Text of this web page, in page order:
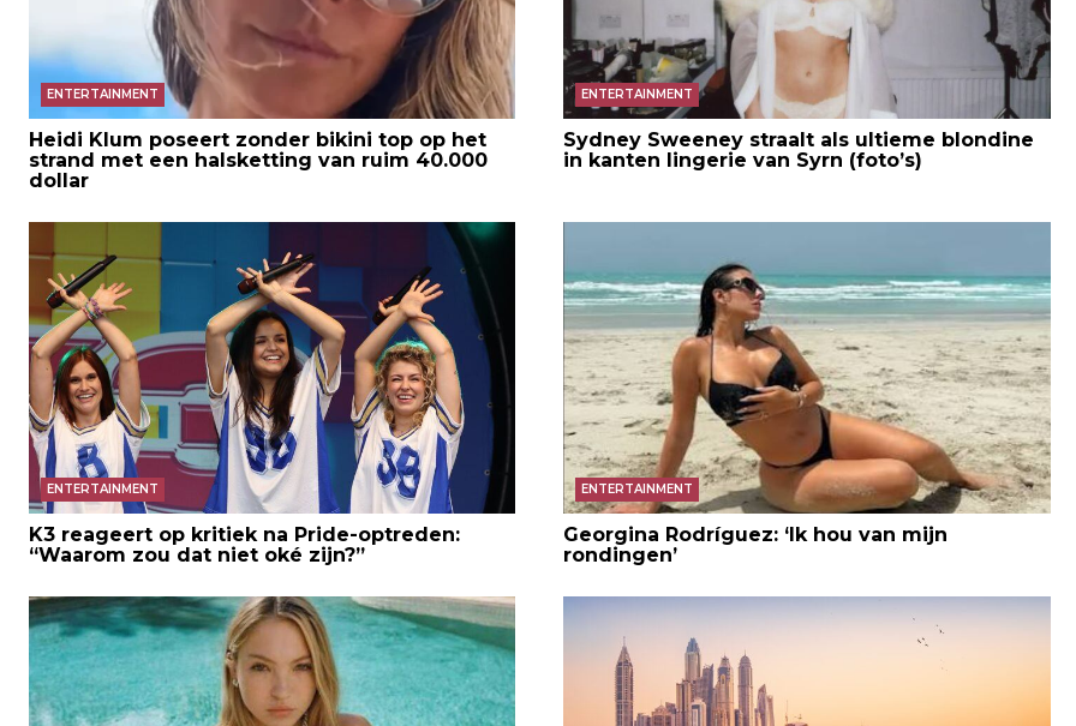
ENTERTAINMENT
Heidi Klum poseert zonder bikini top op het
strand met een halsketting van ruim 40.000
dollar
ENTERTAINMENT
Sydney Sweeney straalt als ultieme blondine
in kanten lingerie van Syrn (foto’s)
ENTERTAINMENT
K3 reageert op kritiek na Pride-optreden:
“Waarom zou dat niet oké zijn?”
ENTERTAINMENT
Georgina Rodríguez: ‘Ik hou van mijn
rondingen’